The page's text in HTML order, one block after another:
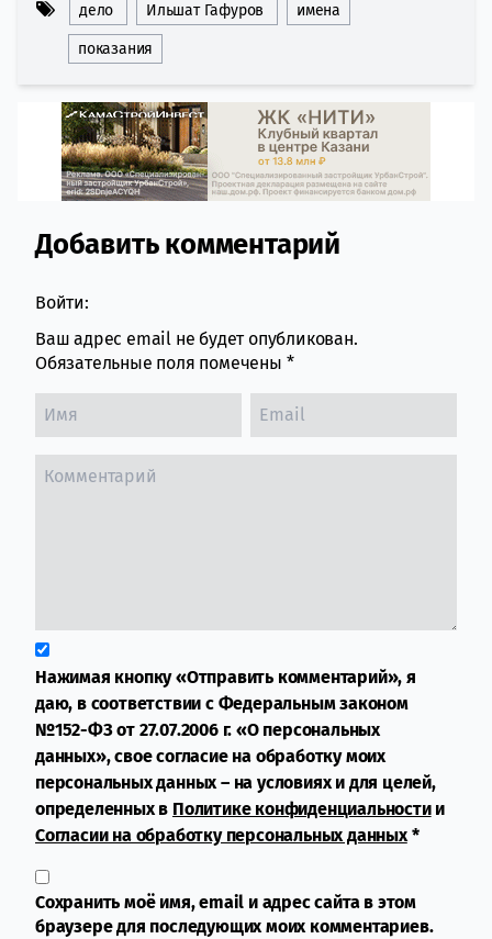
дело Ильшат Гафуров имена
показания
Comment section
Добавить комментарий
Войти:
Ваш адрес email не будет опубликован.
Обязательные поля помечены *
Нажимая кнопку «Отправить комментарий», я
даю, в соответствии с Федеральным законом
№152-ФЗ от 27.07.2006 г. «О персональных
данных», свое согласие на обработку моих
персональных данных – на условиях и для целей,
определенных в Политике конфиденциальностии
Согласии на обработку персональных данных*
Сохранить моё имя, email и адрес сайта в этом
браузере для последующих моих комментариев.